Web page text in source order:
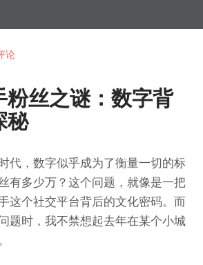
论
粉丝之谜：数字背
秘
代，数字似乎成为了衡量一切的标
有多少万？这个问题，就像是一把
这个社交平台背后的文化密码。而
题时，我不禁想起去年在某个小城